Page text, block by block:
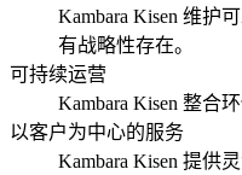
Kambara Kisen 维护
有战略性存在。
可持续运营
Kambara Kisen 整合
以客户为中心的服务
Kambara Kisen 提供